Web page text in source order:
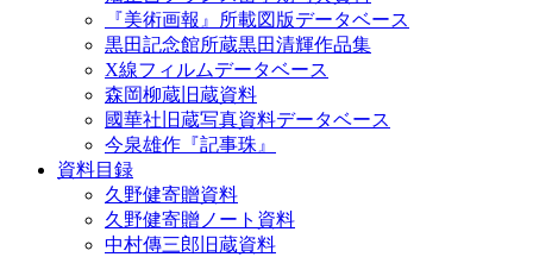
『美術画報』所載図版データベース
黒田記念館所蔵黒田清輝作品集
X線フィルムデータベース
森岡柳蔵旧蔵資料
國華社旧蔵写真資料データベース
今泉雄作『記事珠』
資料目録
久野健寄贈資料
久野健寄贈ノート資料
中村傳三郎旧蔵資料